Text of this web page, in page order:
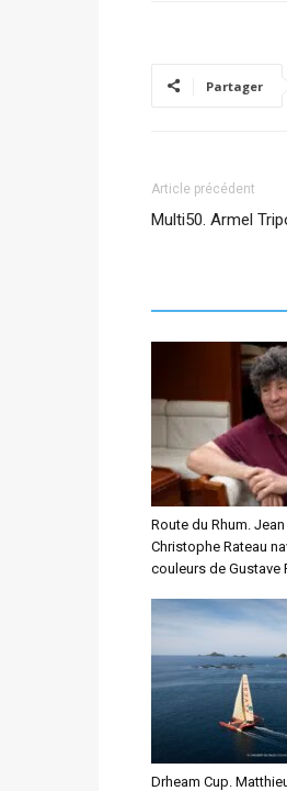
Partager
Article précédent
Multi50. Armel
Route du Rhum.
Christophe Rateau
couleurs de Gustave
Drheam Cup.